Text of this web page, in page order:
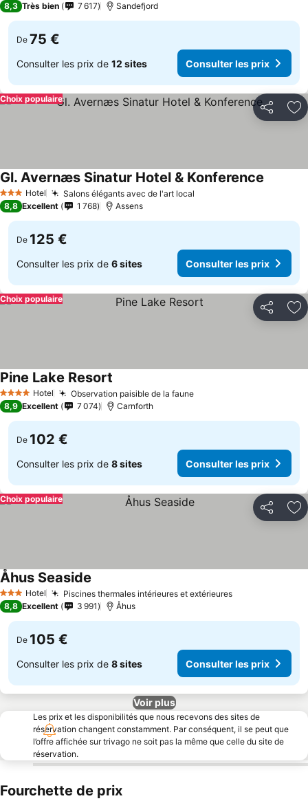
8,3 Très bien 7 617 Sandefjord
De 75 €
Consulter les prix de 12 sites Consulter les prix
Partager
Choix populaire
3 ÉtoilesHotel Salons élégants avec de l'art local
Gl. Avernæs Sinatur Hotel & Konference
8,8 Excellent 1 768 Assens
De 125 €
Consulter les prix de 6 sites Consulter les prix
Partager
Choix populaire
4 Étoiles Hotel Observation paisible de la fauneConsulter les prix
Pine Lake Resort
8,9 Excellent 7 074 Carnforth
De 102 €
Consulter les prix de 8 sites Consulter les prix
Partager
Choix populaire
3 ÉtoilesHotel Piscines thermales intérieures et extérieuresConsulter les
Åhus Seaside
8,8 Excellent 3 991 Åhus
De 105 €
Consulter les prix de 8 sites Consulter les prix
Voir plus
Les prix et les disponibilités que nous recevons des sites de
réservation changent constamment. Par conséquent, il se peut que
l’offre affichée sur trivago ne soit pas la même que celle du site de
réservation.
Fourchette de prix